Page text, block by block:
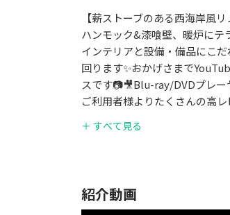
【薪ストーブのある西海岸風
ハンモック&漆喰壁、暖炉にテ
インテリアと設備・備品にこ
回ります✨おかげさまで
スです📷🎥Blu-ray/DVDプレ
ご利用者様よりたくさんの高
【こんな利用用途に】
ローソン・相鉄ローゼン徒歩４
＋ すべて見る
紹介動画